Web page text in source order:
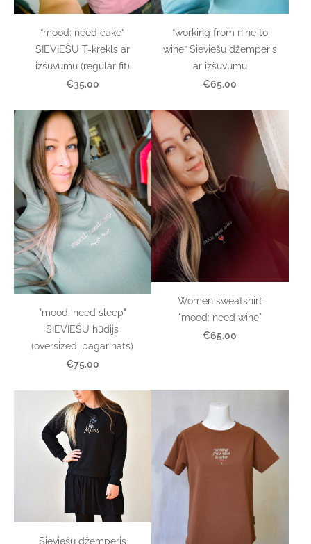
“mood: need cake”
SIEVIEŠU T-krekls ar
izšuvumu (regular fit)
€35.00
“working from nine to
wine” Sieviešu džemperis
ar izšuvumu
€65.00
"mood: need sleep"
SIEVIEŠU hūdijs
(oversized, pagarināts)
€75.00
Women sweatshirt
"mood: need wine"
€65.00
Sieviešu džemperis